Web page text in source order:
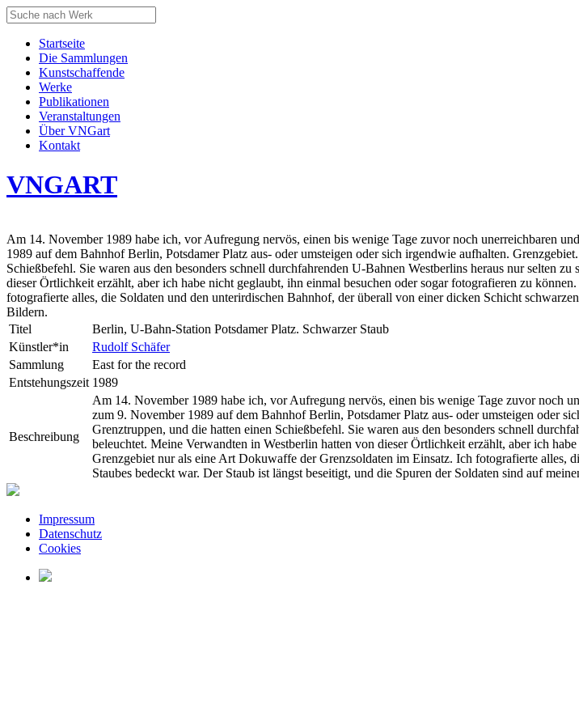
Startseite
Die Sammlungen
Kunstschaffende
Werke
Publikationen
Veranstaltungen
Über VNGart
Kontakt
VNGART
Am 14. November 1989 habe ich, vor Aufregung nervös, einen bis wenige Tage zuvor noch unerreichbaren
1989 auf dem Bahnhof Berlin, Potsdamer Platz aus- oder umsteigen oder sich irgendwie aufhalten.
Schießbefehl. Sie waren aus den besonders schnell durchfahrenden U-Bahnen Westberlins heraus nur selten
dieser Örtlichkeit erzählt, aber ich habe nicht geglaubt, ihn einmal besuchen oder sogar fotografieren zu
fotografierte alles, die Soldaten und den unterirdischen Bahnhof, der überall von einer dicken Schicht
Bildern.
Titel
Berlin, U-Bahn-Station Potsdamer Platz. Schwarzer Staub
Künstler*in
Rudolf Schäfer
Sammlung
East for the record
Entstehungszeit 1989
Beschreibung
Am 14. November 1989 habe ich, vor Aufregung nervös, einen bis wenige Tage zuvor noch
zum 9. November 1989 auf dem Bahnhof Berlin, Potsdamer Platz aus- oder umsteigen oder
Grenztruppen, und die hatten einen Schießbefehl. Sie waren aus den besonders schnell
beleuchtet. Meine Verwandten in Westberlin hatten von dieser Örtlichkeit erzählt, aber ich
Grenzgebiet nur als eine Art Dokuwaffe der Grenzsoldaten im Einsatz. Ich fotografierte alles,
Staubes bedeckt war. Der Staub ist längst beseitigt, und die Spuren der Soldaten sind auf
Impressum
Datenschutz
Cookies